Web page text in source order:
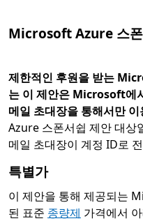
Microsoft Azure 스폰
제한적인 후원을 받는
는 이 제안은 Microsoft에
메일 초대장을 통해서만
Azure 스폰서쉽 제안 대상
메일 초대장이 계정 ID로
특별가
이 제안을 통해 제공되는
된 표준 종량제 가격에서